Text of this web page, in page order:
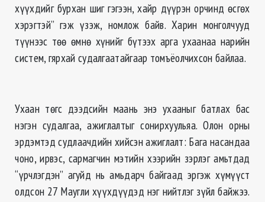
хүүхдийг бурхан шиг гэгээн, хайр дүүрэн орчинд өсгөх
хэрэгтэй” гэж үзэж, номлож байв. Харин монголчууд
түүнээс төө өмнө хүнийг бүтээх арга ухаанаа нарийн
систем, гярхай судалгаатайгаар томъёолчихсон байлаа.
Ухаан төгс дээдсийн маань энэ ухааныг батлах бас
нэгэн судалгаа, ажиглалтыг сонирхуульяа. Олон орны
эрдэмтэд судлаачдийн хийсэн ажиглалт: Бага насандаа
чоно, ирвэс, сармагчин мэтийн хээрийн зэрлэг амьтдад
“үрчлэгдэн” агуйд нь амьдарч байгаад эргэж хүмүүст
олдсон 27 Маугли хүүхдүүдэд нэг нийтлэг зүйл байжээ.